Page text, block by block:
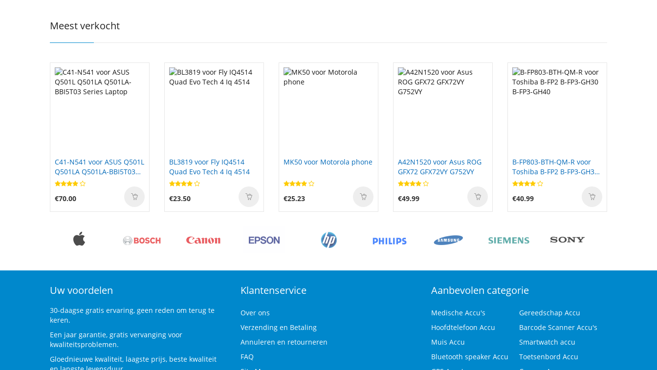
Meest verkocht
BL3819 voor Fly IQ4514
Quad Evo Tech 4 Iq 4514
€23.50
MK50 voor Motorola phone
€25.23
A42N1520 voor Asus ROG
€49.99
B-FP803-BTH-QM-R voor
Toshiba B-FP2 B-FP3-GH30
B-FP3-GH40
€40.99
PMNN4001C voor Motorola
GP68 Radio
€33.49
Uw voordelen
30-daagse gratis ervaring, geen reden om terug te
keren.
Een jaar garantie, gratis vervanging voor
kwaliteitsproblemen.
Gloednieuwe kwaliteit, laagste prijs, beste kwaliteit
Klantenservice
Over ons
Verzending en Betaling
Annuleren en retourneren
FAQ
Aanbevolen categorie
Medische Accu's
Gereedschap Accu
Hoofdtelefoon Accu
Barcode Scanner Accu's
Muis Accu
Smartwatch accu
Bluetooth speaker Accu
Toetsenbord Accu